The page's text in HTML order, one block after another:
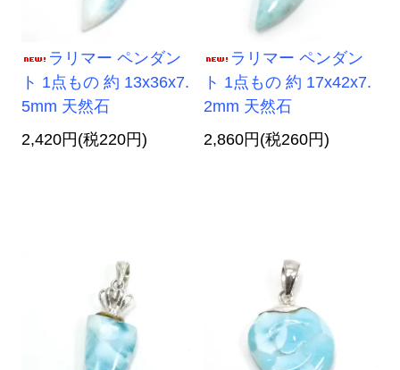
ラリマー ペンダン
ト 1点もの 約 13x36x7.
5mm 天然石
2,420円(税220円)
ラリマー ペンダン
ト 1点もの 約 17x42x7.
2mm 天然石
2,860円(税260円)